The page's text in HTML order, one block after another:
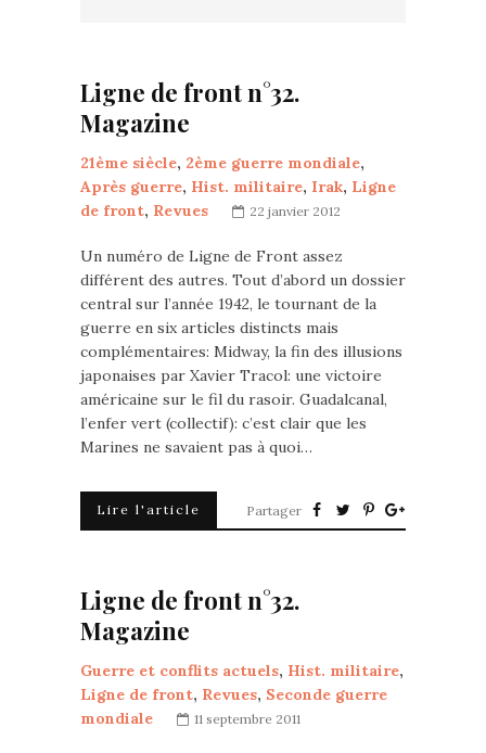
Ligne de front n°32.
Magazine
21ème siècle, 2ème guerre mondiale,
Après guerre, Hist. militaire, Irak, Ligne
de front, Revues 22 janvier 2012
Un numéro de Ligne de Front assez
différent des autres. Tout d’abord un dossier
central sur l’année 1942, le tournant de la
guerre en six articles distincts mais
complémentaires: Midway, la fin des illusions
japonaises par Xavier Tracol: une victoire
américaine sur le fil du rasoir. Guadalcanal,
l’enfer vert (collectif): c’est clair que les
Marines ne savaient pas à quoi…
Lire l'article Partager
Ligne de front n°32.
Magazine
Guerre et conflits actuels, Hist. militaire,
Ligne de front, Revues, Seconde guerre
mondiale
11 septembre 2011